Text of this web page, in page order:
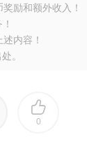
励和额外收入！
内容！
。
0